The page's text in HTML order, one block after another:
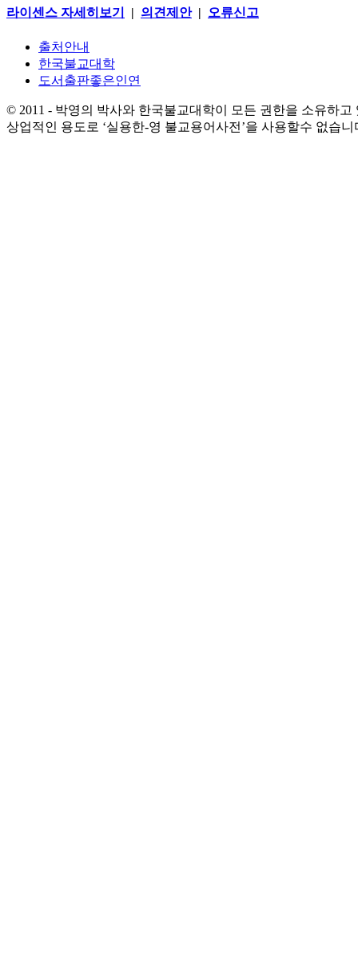
라이센스 자세히보기 | 의견제안| 오류신고
출처안내
한국불교대학
도서출판좋은인연
© 2011 - 박영의 박사와 한국불교대학이 모든 권한을 소유하고
상업적인 용도로 ‘실용한-영 불교용어사전’을 사용할수 없습니